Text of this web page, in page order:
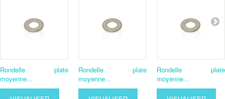
Rondelle plate
moyenne...
Rondelle plate
moyenne...
Rondelle plate
moyenne...